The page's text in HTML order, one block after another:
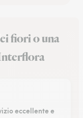
fiori o una
eccellente e